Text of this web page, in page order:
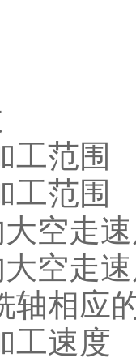
数
范围
工范
空走
空走
相应
工速